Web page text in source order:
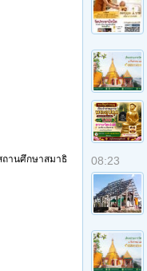
ถานศึกษาสมาธิ
08:23